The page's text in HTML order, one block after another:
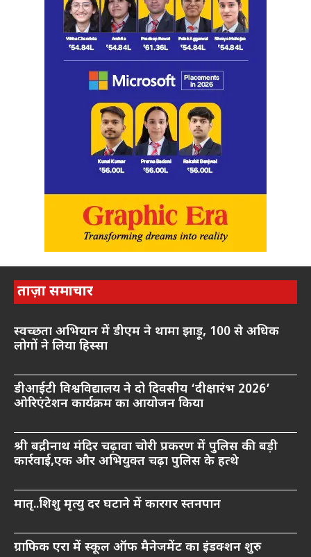
ताज़ा समाचार
स्वच्छता अभियान में डीएम ने थामा झाड़ू, 100 से अधिक
लोगों ने लिया हिस्सा
डीआईटी विश्वविद्यालय ने दो दिवसीय ‘दीक्षारंभ 2026’
ओरिएंटेशन कार्यक्रम का आयोजन किया
श्री बद्रीनाथ मंदिर चढ़ावा चोरी प्रकरण में पुलिस की बड़ी
कार्रवाई,एक और अभियुक्त चढ़ा पुलिस के हत्थे
मातृ..शिशु मृत्यु दर घटाने में कारगर स्तनपान
ग्राफिक एरा में स्कूल ऑफ मैनेजमेंट का इंडक्शन शुरु